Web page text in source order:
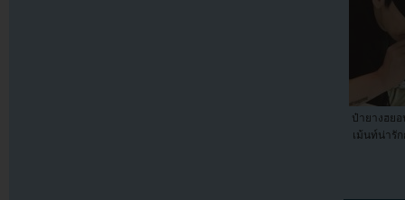
ป๋ายางฮย
เม้นท์น่ารั